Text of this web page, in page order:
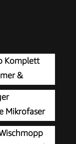
Komplett
&
Mikrofaser